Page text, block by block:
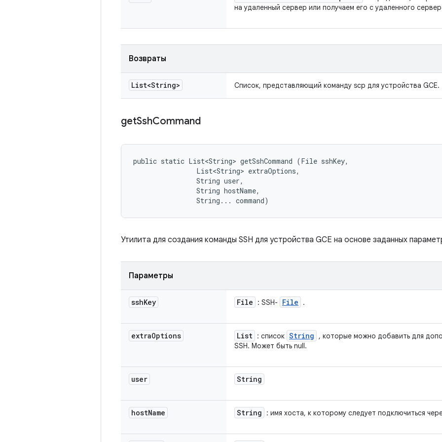
на удаленный сервер или получаем его с удаленного
Возвраты
List<String> Список, представляющий команду scp для устройства GCE.
getSshCommand
public static List<String> getSshCommand (File sshKey,
                List<String> extraOptions,
                String user,
                String hostName,
                String... command)
Утилита для создания команды SSH для устройства GCE на основе заданных
Параметры
sshKey File : SSH- File .
extraOptions List : список String
, которые можно добавить для
SSH. Может быть null.
user String
hostName String : имя хоста, к которому следует подключиться